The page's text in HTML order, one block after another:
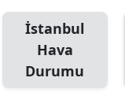
İstanbul
Hava
Durumu